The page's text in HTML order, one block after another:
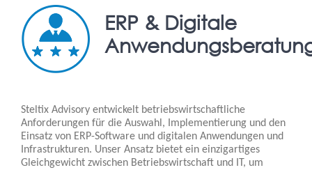
ERP & Digitale
Steltix Advisory entwickelt betriebswirtschaftliche
Anforderungen für die Auswahl, Implementierung und den
Einsatz von ERP-Software und digitalen Anwendungen und
Infrastrukturen. Unser Ansatz bietet ein einzigartiges
Gleichgewicht zwischen Betriebswirtschaft und IT, um